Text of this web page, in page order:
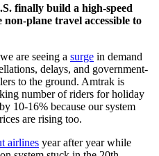
finally build a high-speed
plane travel accessible to
are seeing a surge in demand
delays, and government-
to the ground. Amtrak is
number of riders for holiday
10-16% because our system
are rising too.
airlines year after year while